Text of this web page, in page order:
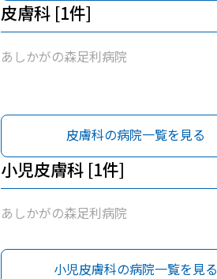
皮膚科 [1件]
あしかがの森足利病院
皮膚科の病院一覧を見る
小児皮膚科 [1件]
あしかがの森足利病院
小児皮膚科の病院一覧を見る